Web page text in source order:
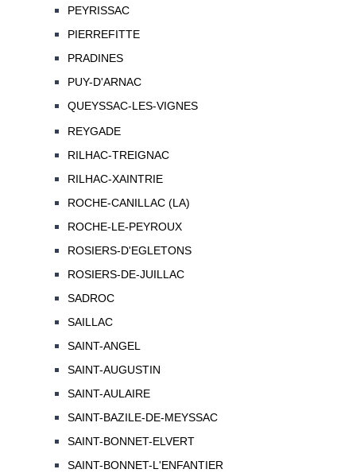
PEYRISSAC
PIERREFITTE
PRADINES
PUY-D'ARNAC
QUEYSSAC-LES-VIGNES
REYGADE
RILHAC-TREIGNAC
RILHAC-XAINTRIE
ROCHE-CANILLAC (LA)
ROCHE-LE-PEYROUX
ROSIERS-D'EGLETONS
ROSIERS-DE-JUILLAC
SADROC
SAILLAC
SAINT-ANGEL
SAINT-AUGUSTIN
SAINT-AULAIRE
SAINT-BAZILE-DE-MEYSSAC
SAINT-BONNET-ELVERT
SAINT-BONNET-L'ENFANTIER